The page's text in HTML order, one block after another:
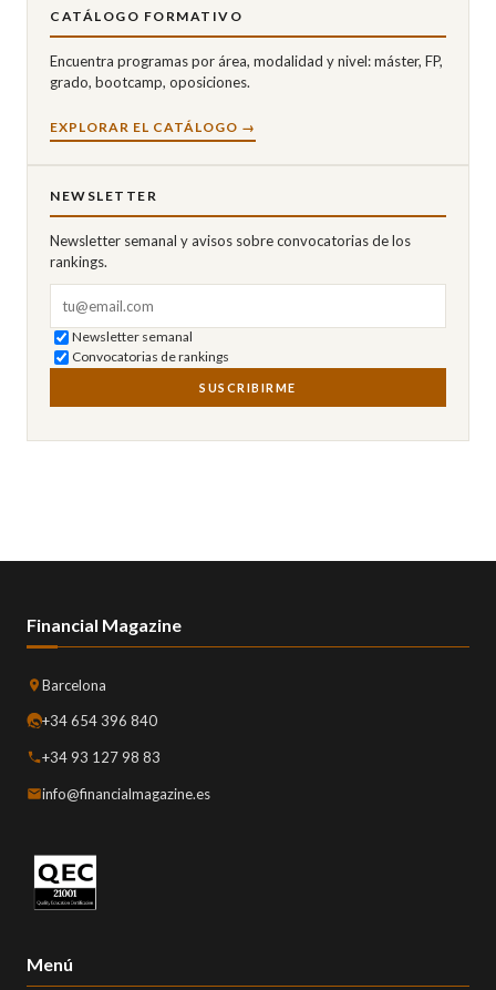
CATÁLOGO FORMATIVO
Encuentra programas por área, modalidad y nivel: máster, FP,
grado, bootcamp, oposiciones.
EXPLORAR EL CATÁLOGO →
NEWSLETTER
Newsletter semanal y avisos sobre convocatorias de los
rankings.
Newsletter semanal
Convocatorias de rankings
SUSCRIBIRME
Financial Magazine
Barcelona
+34 654 396 840
+34 93 127 98 83
info@financialmagazine.es
Menú